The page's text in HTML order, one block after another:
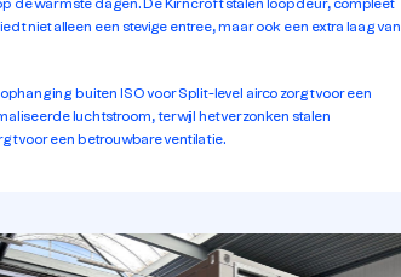
de warmste dagen. De Kirncroft stalen loopdeur, compleet
niet alleen een stevige entree, maar ook een extra laag van
buiten ISO voor Split-level airco zorgt voor een
luchtstroom, terwijl het verzonken stalen
voor een betrouwbare ventilatie.